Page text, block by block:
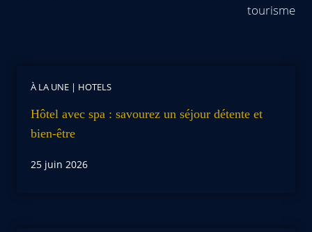
tourisme
À LA UNE | HOTELS
Hôtel avec spa : savourez un séjour détente et
bien-être
25 juin 2026